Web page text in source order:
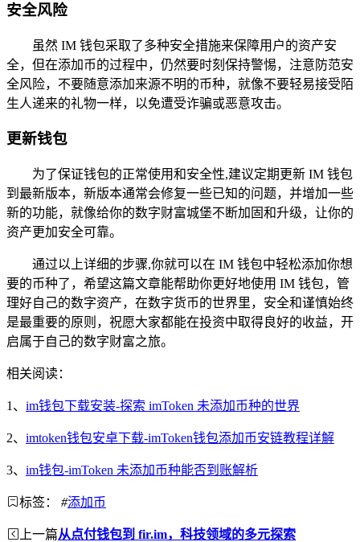
安全风险
虽然 IM 钱包采取了多种安全措施来保障用户的资产安
全，但在添加币的过程中，仍然要时刻保持警惕，注意防范安
全风险，不要随意添加来源不明的币种，就像不要轻易接受陌
生人递来的礼物一样，以免遭受诈骗或恶意攻击。
更新钱包
为了保证钱包的正常使用和安全性,建议定期更新 IM 钱包
到最新版本，新版本通常会修复一些已知的问题，并增加一些
新的功能，就像给你的数字财富城堡不断加固和升级，让你的
资产更加安全可靠。
通过以上详细的步骤,你就可以在 IM 钱包中轻松添加你想
要的币种了，希望这篇文章能帮助你更好地使用 IM 钱包，管
理好自己的数字资产，在数字货币的世界里，安全和谨慎始终
是最重要的原则，祝愿大家都能在投资中取得良好的收益，开
启属于自己的数字财富之旅。
相关阅读：
1、 im钱包下载安装-探索 imToken 未添加币种的世界
2、 imtoken钱包安卓下载-imToken钱包添加币安链教程详解
3、 im钱包-imToken 未添加币种能否到账解析
标签： #添加币
上一篇从点付钱包到 fir.im，科技领域的多元探索